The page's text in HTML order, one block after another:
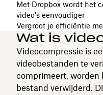
Met Dropbox wordt het
video's eenvoudiger
Vergroot je efficiëntie
Wat is
Videocompressie is
videobestanden te
comprimeert, worden
bestand verwijderd.